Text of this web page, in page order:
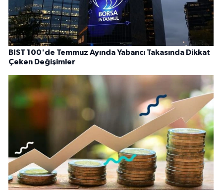
BIST 100'de Temmuz Ayında Yabancı Takasında Dikkat
Çeken Değişimler